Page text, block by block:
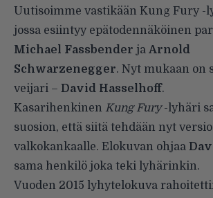
Uutisoimme vastikään Kung Fury -
jossa esiintyy epätodennäköinen
Michael Fassbender ja Arnold
Schwarzenegger. Nyt mukaan on
veijari – David Hasselhoff.
Kasarihenkinen Kung Fury-lyhäri
suosion, että siitä tehdään nyt versio
valkokankaalle. Elokuvan ohjaa
sama henkilö joka teki lyhärinkin.
Vuoden 2015 lyhytelokuva